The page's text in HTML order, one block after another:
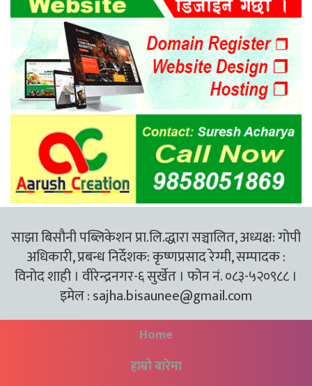
साझा बिसौनी पब्लिकेशन प्रा.लि.द्धारा सञ्चालित, अध्यक्ष: गोपी
अधिकारी, प्रबन्ध निर्देशक: कृष्णप्रसाद रेग्मी, सम्पादक :
विनोद शाही । वीरेन्द्रनगर-६ सुर्खेत । फोन नं. ०८३-५२०९८८ ।
इमेल :sajha.bisaunee@gmail.com
Home
हाम्रो बारेमा